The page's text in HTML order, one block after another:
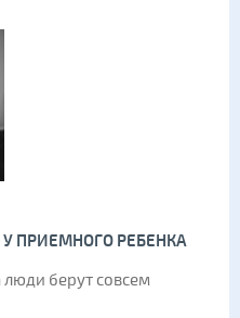
ПРИЕМНОГО РЕБЕНКА
люди берут совсем